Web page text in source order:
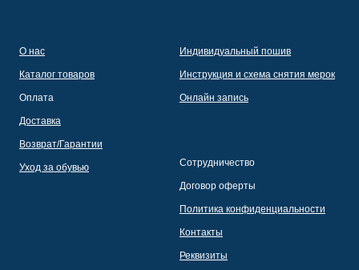
О нас
Каталог товаров
Оплата
Доставка
Возврат/Гарантии
Уход за обувью
Индивидуальный пошив
Инструкция и схема снятия мерок
Онлайн запись
Сотрудничество
Договор оферты
Политика конфиденциальности
Контакты
Реквизиты